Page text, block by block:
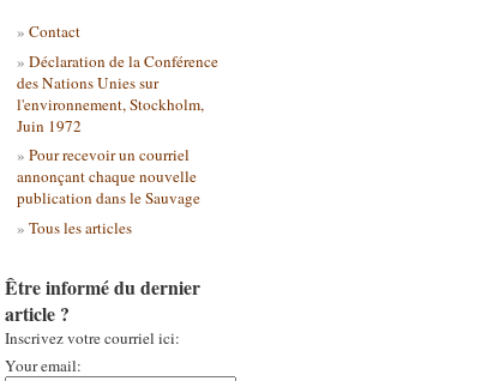
Contact
Déclaration de la Conférence
des Nations Unies sur
l'environnement, Stockholm,
Juin 1972
Pour recevoir un courriel
annonçant chaque nouvelle
publication dans le Sauvage
Tous les articles
Être informé du dernier
article ?
Inscrivez votre courriel ici:
Your email: